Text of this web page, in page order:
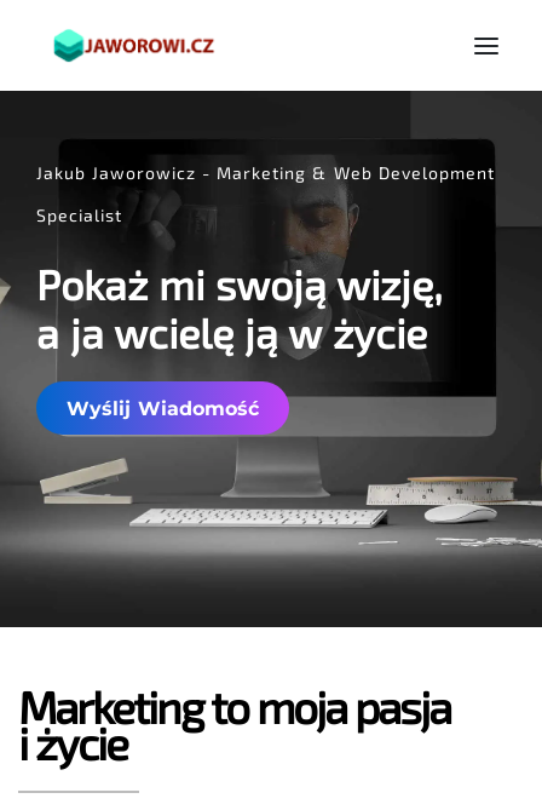
Jakub Jaworowicz - Marketing & Web Development
Specialist
Pokaż mi swoją wizję,
a ja wcielę ją w życie
Wyślij Wiadomość
Marketing to moja pasja
i życie